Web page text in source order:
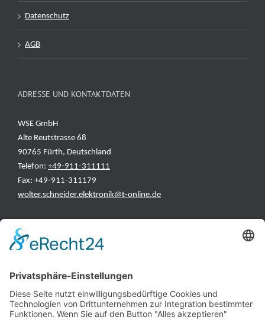
Datenschutz
AGB
ADRESSE UND KONTAKTDATEN
WSE GmbH
Alte Reutstrasse 68
90765 Fürth, Deutschland
Telefon: +49-911-311111
Fax: +49-911-311179
wolter.schneider.elektronik@t-online.de
INFORMATIONEN
Hersteller